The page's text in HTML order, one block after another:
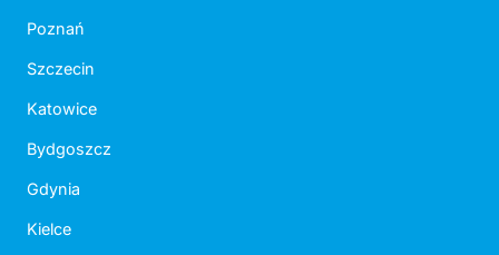
Poznań
Szczecin
Katowice
Bydgoszcz
Gdynia
Kielce